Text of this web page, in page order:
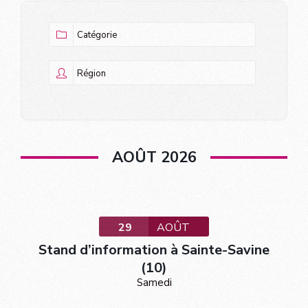
AOÛT 2026
29 AOÛT
Stand d’information à Sainte-Savine
(10)
Samedi